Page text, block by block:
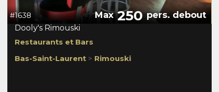
#1638 Max250pers. debout
Dooly's Rimouski
Restaurants et Bars
Bas-Saint-Laurent > Rimouski